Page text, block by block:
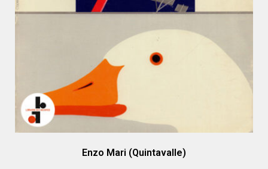
Enzo Mari (Quintavalle)